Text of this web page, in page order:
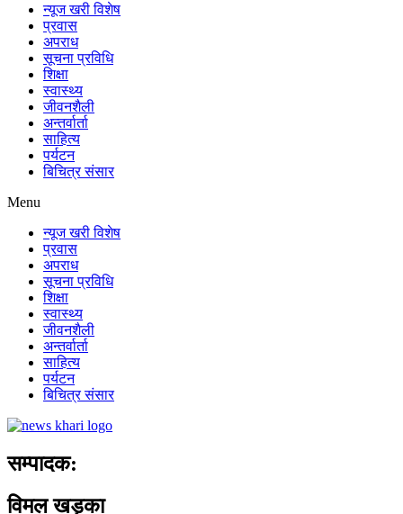
न्यूज खरी विशेष
प्रवास
अपराध
सूचना प्रविधि
शिक्षा
स्वास्थ्य
जीवनशैली
अन्तर्वार्ता
साहित्य
पर्यटन
बिचित्र संसार
Menu
न्यूज खरी विशेष
प्रवास
अपराध
सूचना प्रविधि
शिक्षा
स्वास्थ्य
जीवनशैली
अन्तर्वार्ता
साहित्य
पर्यटन
बिचित्र संसार
सम्पादक:
विमल खड्का